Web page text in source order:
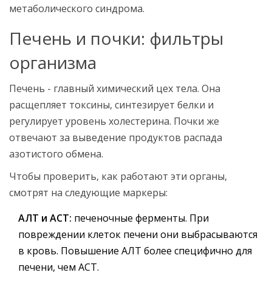
метаболического синдрома.
Печень и почки: фильтры
организма
Печень - главный химический цех тела. Она
расщепляет токсины, синтезирует белки и
регулирует уровень холестерина. Почки же
отвечают за выведение продуктов распада
азотистого обмена.
Чтобы проверить, как работают эти органы,
смотрят на следующие маркеры:
АЛТ и АСТ: печеночные ферменты. При
повреждении клеток печени они выбрасываются
в кровь. Повышение АЛТ более специфично для
печени, чем АСТ.